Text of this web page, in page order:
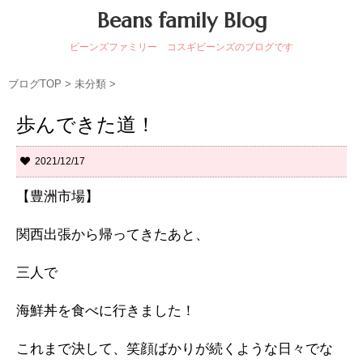
Beans family Blog
ビーンズファミリー コスギビーンズのブログです
ブログTOP > 未分類 >
歩んできた道！
2021/12/17
【豊洲市場】
関西出張から帰ってきたあと、
三人で
海鮮丼を食べに行きました！
これまで決して、笑顔ばかりが続くような日々でな